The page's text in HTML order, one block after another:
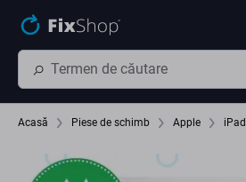
Acasă Piese de schimb Apple iPad